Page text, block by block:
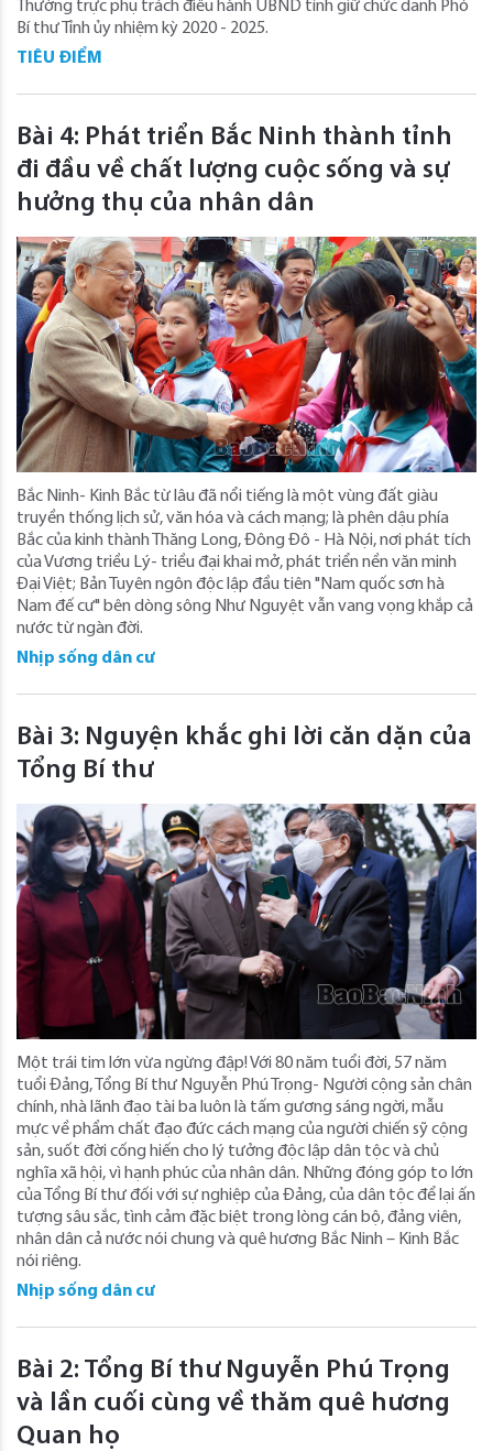
Thường trực phụ trách điều hành UBND tỉnh giữ chức danh Phó
Bí thư Tỉnh ủy nhiệm kỳ 2020 - 2025.
TIÊU ĐIỂM
Bài 4: Phát triển Bắc Ninh thành tỉnh
đi đầu về chất lượng cuộc sống và sự
hưởng thụ của nhân dân
Bắc Ninh- Kinh Bắc từ lâu đã nổi tiếng là một vùng đất giàu
truyền thống lịch sử, văn hóa và cách mạng; là phên dậu phía
Bắc của kinh thành Thăng Long, Đông Đô - Hà Nội, nơi phát tích
của Vương triều Lý- triều đại khai mở, phát triển nền văn minh
Đại Việt; Bản Tuyên ngôn độc lập đầu tiên "Nam quốc sơn hà
Nam đế cư" bên dòng sông Như Nguyệt vẫn vang vọng khắp cả
nước từ ngàn đời.
Nhịp sống dân cư
Bài 3: Nguyện khắc ghi lời căn dặn của
Tổng Bí thư
Một trái tim lớn vừa ngừng đập! Với 80 năm tuổi đời, 57 năm
tuổi Đảng, Tổng Bí thư Nguyễn Phú Trọng- Người cộng sản chân
chính, nhà lãnh đạo tài ba luôn là tấm gương sáng ngời, mẫu
mực về phẩm chất đạo đức cách mạng của người chiến sỹ cộng
sản, suốt đời cống hiến cho lý tưởng độc lập dân tộc và chủ
nghĩa xã hội, vì hạnh phúc của nhân dân. Những đóng góp to lớn
của Tổng Bí thư đối với sự nghiệp của Đảng, của dân tộc để lại ấn
tượng sâu sắc, tình cảm đặc biệt trong lòng cán bộ, đảng viên,
nhân dân cả nước nói chung và quê hương Bắc Ninh – Kinh Bắc
nói riêng.
Nhịp sống dân cư
Bài 2: Tổng Bí thư Nguyễn Phú Trọng
và lần cuối cùng về thăm quê hương
Quan họ